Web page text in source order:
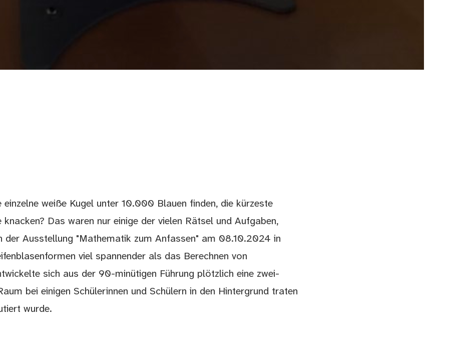
weiße Kugel unter 10.000 Blauen finden, die kürzeste
Das waren nur einige der vielen Rätsel und Aufgaben,
der Ausstellung "Mathematik zum Anfassen" am 08.10.2024 in
viel spannender als das Berechnen von
sich aus der 90-minütigen Führung plötzlich eine zwei-
bei einigen Schülerinnen und Schülern in den Hintergrund traten
wurde.